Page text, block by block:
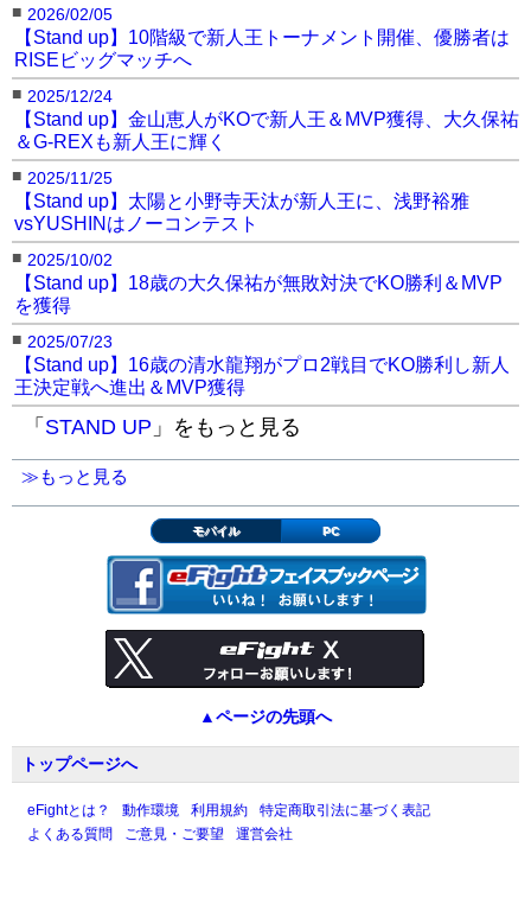
■ 2026/02/05
【Stand up】10階級で新人王トーナメント開催、優勝者は
RISEビッグマッチへ
■ 2025/12/24
【Stand up】金山恵人がKOで新人王＆MVP獲得、大久保祐
＆G-REXも新人王に輝く
■ 2025/11/25
【Stand up】太陽と小野寺天汰が新人王に、浅野裕雅
vsYUSHINはノーコンテスト
■ 2025/10/02
【Stand up】18歳の大久保祐が無敗対決でKO勝利＆MVP
を獲得
■ 2025/07/23
【Stand up】16歳の清水龍翔がプロ2戦目でKO勝利し新人
王決定戦へ進出＆MVP獲得
「 STAND UP 」をもっと見る
≫もっと見る
モバイル PC
▲ページの先頭へ
トップページへ
eFightとは？ 動作環境 利用規約
特定商取引法に基づく表記
よくある質問
ご意見・ご要望 運営会社